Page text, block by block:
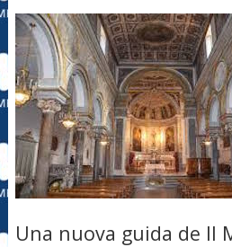
Una nuova guida de Il